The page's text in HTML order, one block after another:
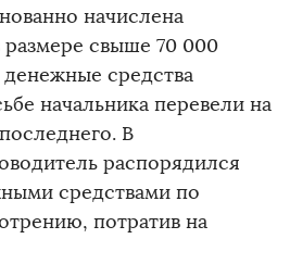
начислена
размере свыше 70 000
средства
начальника перевели на
В
распорядился
средствами по
потратив на